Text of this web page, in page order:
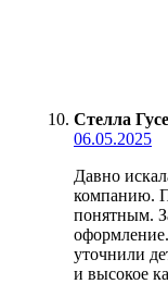
Стелла
06.05.2025
Давно
компанию.
понятным.
уточнили
и высокое